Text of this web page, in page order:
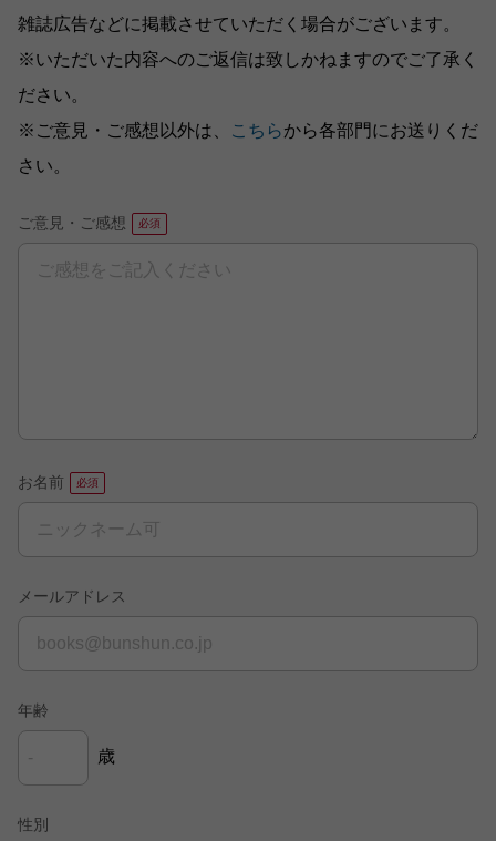
雑誌広告などに掲載させていただく場合がございます。
※いただいた内容へのご返信は致しかねますのでご了承く
ださい。
※ご意見・ご感想以外は、
こちらから各部門にお送りくだ
さい。
ご意見・ご感想
お名前
メールアドレス
年齢
歳
性別